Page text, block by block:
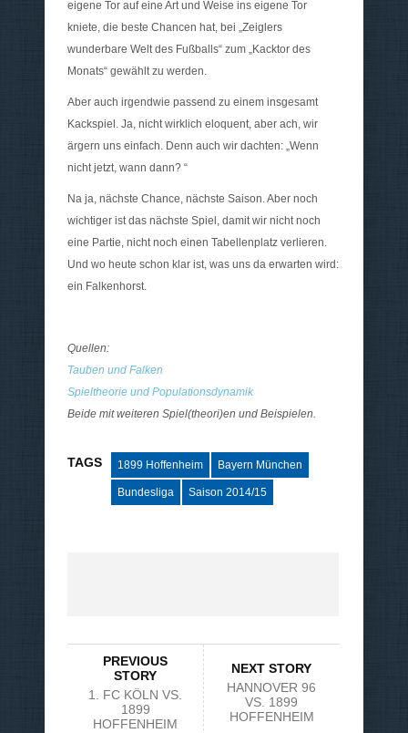
eigene Tor auf eine Art und Weise ins eigene Tor
kniete, die beste Chancen hat, bei „Zeiglers
wunderbare Welt des Fußballs“ zum „Kacktor des
Monats“ gewählt zu werden.
Aber auch irgendwie passend zu einem insgesamt
Kackspiel. Ja, nicht wirklich eloquent, aber ach, wir
ärgern uns einfach. Denn auch wir dachten: „Wenn
nicht jetzt, wann dann? “
Na ja, nächste Chance, nächste Saison. Aber noch
wichtiger ist das nächste Spiel, damit wir nicht noch
eine Partie, nicht noch einen Tabellenplatz verlieren.
Und wo heute schon klar ist, was uns da erwarten wird:
ein Falkenhorst.
Quellen:
Tauben und Falken
Spieltheorie und Populationsdynamik
Beide mit weiteren Spiel(theori)en und Beispielen.
TAGS 1899 Hoffenheim Bayern München
Bundesliga Saison 2014/15
PREVIOUS
STORY
1. FC KÖLN VS.
1899
HOFFENHEIM
NEXT STORY
HANNOVER 96
VS. 1899
HOFFENHEIM